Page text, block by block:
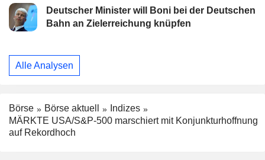
Deutscher Minister will Boni bei der Deutschen
Bahn an Zielerreichung knüpfen
Alle Analysen
Börse Börse aktuell
Indizes
MÄRKTE USA/S&P-500 marschiert mit Konjunkturhoffnung
auf Rekordhoch